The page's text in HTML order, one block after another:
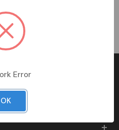
Error
OK